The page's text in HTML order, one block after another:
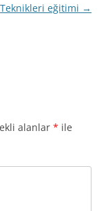
Teknikleri eğitimi →
alanlar * ile